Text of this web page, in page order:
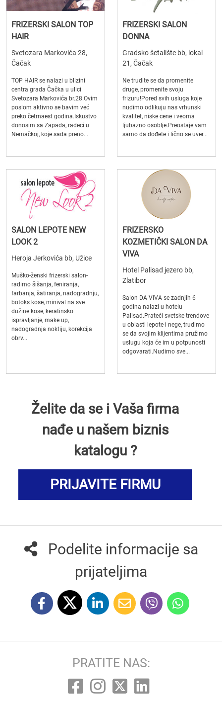
FRIZERSKI SALON TOP
HAIR
Svetozara Markovića 28,
Čačak
TOP HAIR se nalazi u blizini
centra grada Čačka u ulici
Svetozara Markovića br.28.Ovim
poslom aktivno se bavim već
preko četrnaest godina.Iskustvo
donosim sa Zapada, radeci u
Nemačkoj, koje sada preno...
FRIZERSKI SALON
DONNA
Gradsko šetalište bb, lokal
21, Čačak
Ne trudite se da promenite
druge, promenite svoju
frizuru!Pored svih usluga koje
nudimo odlikuju nas vrhunski
kvalitet, niske cene i veoma
ljubazno osoblje.Preostaje vam
samo da dođete i lično se uver...
SALON LEPOTE NEW
LOOK 2
Heroja Jerkovića bb, Užice
Muško-ženski frizerski salon-
radimo šišanja, feniranja,
farbanja, šatiranja, nadogradnju,
botoks kose, minival na sve
dužine kose, keratinsko
ispravljanje, make up,
nadogradnja noktiju, korekcija
obrv...
FRIZERSKO
KOZMETIČKI SALON DA
VIVA
Hotel Palisad jezero bb,
Zlatibor
Salon DA VIVA se zadnjih 6
godina nalazi u hotelu
Palisad.Prateći svetske trendove
u oblasti lepote i nege, trudimo
se da svojim klijentima pružimo
uslugu koja će im u potpunosti
odgovarati.Nudimo sve...
Želite da se i Vaša firma
nađe u našem biznis
katalogu ?
PRIJAVITE FIRMU
Podelite informacije sa
prijateljima
PRATITE NAS: